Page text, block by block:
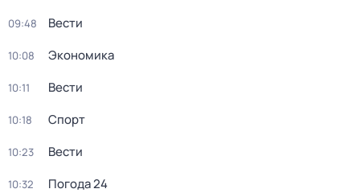
09:48 Вести
10:08 Экономика
10:11 Вести
10:18 Спорт
10:23 Вести
10:32 Погода 24